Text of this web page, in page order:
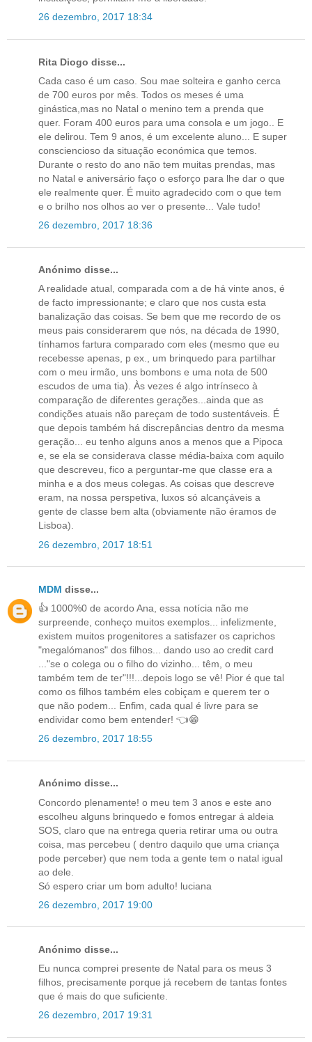
26 dezembro, 2017 18:34
Rita Diogo disse...
Cada caso é um caso. Sou mae solteira e ganho cerca
de 700 euros por mês. Todos os meses é uma
ginástica,mas no Natal o menino tem a prenda que
quer. Foram 400 euros para uma consola e um jogo.. E
ele delirou. Tem 9 anos, é um excelente aluno... E super
consciencioso da situação económica que temos.
Durante o resto do ano não tem muitas prendas, mas
no Natal e aniversário faço o esforço para lhe dar o que
ele realmente quer. É muito agradecido com o que tem
e o brilho nos olhos ao ver o presente... Vale tudo!
26 dezembro, 2017 18:36
Anónimo disse...
A realidade atual, comparada com a de há vinte anos, é
de facto impressionante; e claro que nos custa esta
banalização das coisas. Se bem que me recordo de os
meus pais considerarem que nós, na década de 1990,
tínhamos fartura comparado com eles (mesmo que eu
recebesse apenas, p ex., um brinquedo para partilhar
com o meu irmão, uns bombons e uma nota de 500
escudos de uma tia). Às vezes é algo intrínseco à
comparação de diferentes gerações...ainda que as
condições atuais não pareçam de todo sustentáveis. É
que depois também há discrepâncias dentro da mesma
geração... eu tenho alguns anos a menos que a Pipoca
e, se ela se considerava classe média-baixa com aquilo
que descreveu, fico a perguntar-me que classe era a
minha e a dos meus colegas. As coisas que descreve
eram, na nossa perspetiva, luxos só alcançáveis a
gente de classe bem alta (obviamente não éramos de
Lisboa).
26 dezembro, 2017 18:51
MDM disse...
👍 1000%0 de acordo Ana, essa notícia não me
surpreende, conheço muitos exemplos... infelizmente,
existem muitos progenitores a satisfazer os caprichos
"megalómanos" dos filhos... dando uso ao credit card
..."se o colega ou o filho do vizinho... têm, o meu
também tem de ter"!!!...depois logo se vê! Pior é que tal
como os filhos também eles cobiçam e querem ter o
que não podem... Enfim, cada qual é livre para se
endividar como bem entender! 👈😁
26 dezembro, 2017 18:55
Anónimo disse...
Concordo plenamente! o meu tem 3 anos e este ano
escolheu alguns brinquedo e fomos entregar á aldeia
SOS, claro que na entrega queria retirar uma ou outra
coisa, mas percebeu ( dentro daquilo que uma criança
pode perceber) que nem toda a gente tem o natal igual
ao dele.
Só espero criar um bom adulto! luciana
26 dezembro, 2017 19:00
Anónimo disse...
Eu nunca comprei presente de Natal para os meus 3
filhos, precisamente porque já recebem de tantas fontes
que é mais do que suficiente.
26 dezembro, 2017 19:31